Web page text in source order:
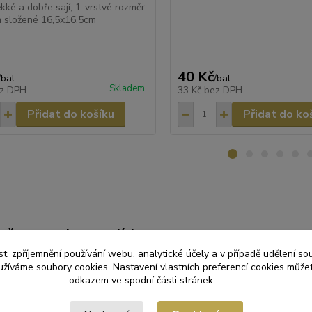
a dobře sají, 1-vrstvé rozměr:
složené 16,5x16,5cm
bal.
DPH Skladem
Přidat do košíku
40 Kč/bal.
33 Kč bez DPH
Přidat do
v kategoriích
A UBRUSY Ubrousky 1-vrstvé
zpříjemnění používání webu, analytické účely a v případě udělení
soubory cookies. Nastavení vlastních preferencí cookies
odkazem ve spodní části stránek.